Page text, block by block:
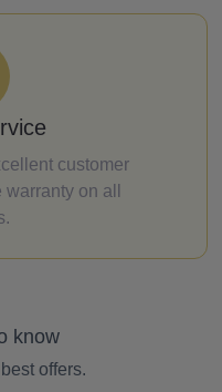
customer
on all
know
offers.